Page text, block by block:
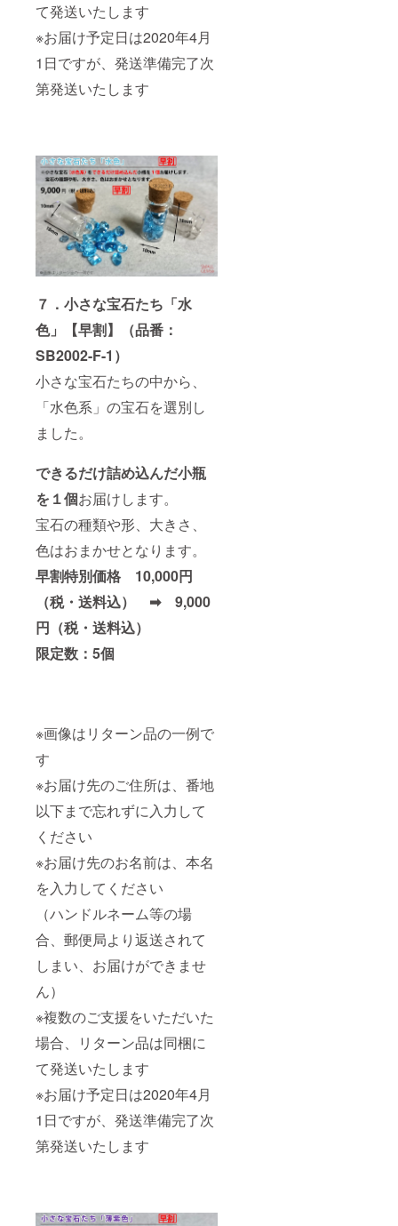
て発送いたします
※お届け予定日は2020年4月
1日ですが、発送準備完了次
第発送いたします
７．小さな宝石たち「水
色」【早割】（品番：
SB2002-F-1）
小さな宝石たちの中から、
「水色系」の宝石を選別し
ました。
できるだけ詰め込んだ小瓶
を１個お届けします。
宝石の種類や形、大きさ、
色はおまかせとなります。
早割特別価格 10,000円
（税・送料込） ➡ 9,000
円（税・送料込）
限定数：5個
※画像はリターン品の一例で
す
※お届け先のご住所は、番地
以下まで忘れずに入力して
ください
※お届け先のお名前は、本名
を入力してください
（ハンドルネーム等の場
合、郵便局より返送されて
しまい、お届けができませ
ん）
※複数のご支援をいただいた
場合、リターン品は同梱に
て発送いたします
※お届け予定日は2020年4月
1日ですが、発送準備完了次
第発送いたします